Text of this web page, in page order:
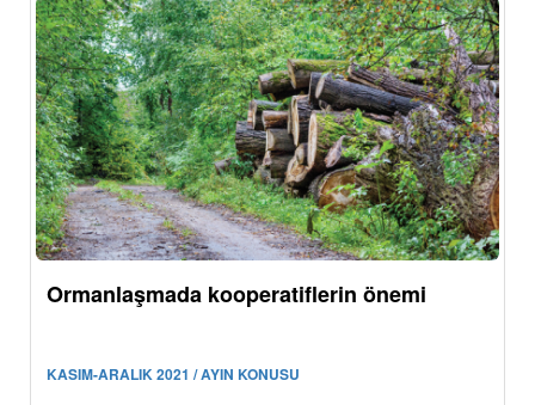
Ormanlaşmada kooperatiflerin önemi
KASIM-ARALIK 2021 / AYIN KONUSU